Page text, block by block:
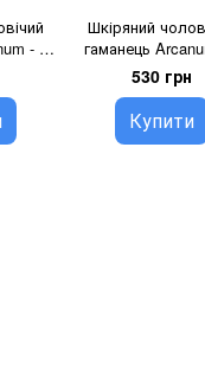
- 2
Шкіряний
гаманець
blue
530 грн
Купити